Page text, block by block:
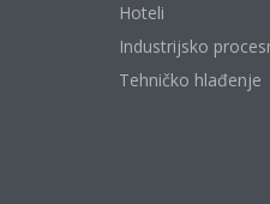
Hoteli
Industrijsko
Tehničko hlađenje